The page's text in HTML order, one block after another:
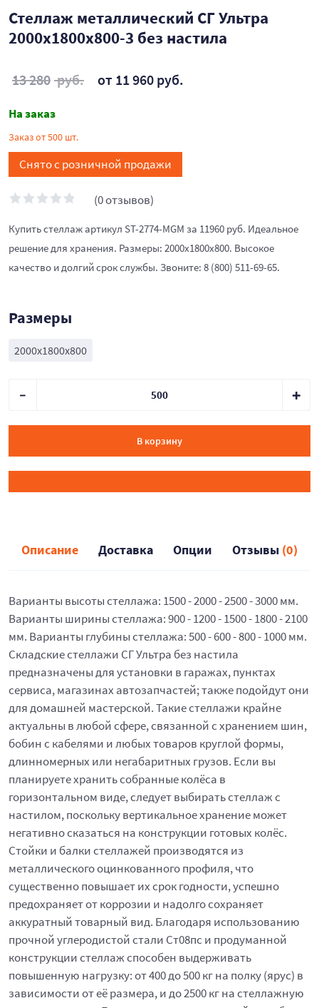
Стеллаж металлический СГ Ультра
2000x1800x800-3 без настила
13 280 руб. от 11 960 руб.
На заказ
Заказ от 500 шт.
Снято с розничной продажи
(0 отзывов)
Купить стеллаж артикул ST-2774-MGM за 11960 руб. Идеальное
решение для хранения. Размеры: 2000x1800x800. Высокое
качество и долгий срок службы. Звоните: 8 (800) 511-69-65.
Размеры
2000x1800x800
В корзину
Описание Доставка Опции Отзывы (0)
Варианты высоты стеллажа: 1500 - 2000 - 2500 - 3000 мм.
Варианты ширины стеллажа: 900 - 1200 - 1500 - 1800 - 2100
мм. Варианты глубины стеллажа: 500 - 600 - 800 - 1000 мм.
Складские стеллажи СГ Ультра без настила
предназначены для установки в гаражах, пунктах
сервиса, магазинах автозапчастей; также подойдут они
для домашней мастерской. Такие стеллажи крайне
актуальны в любой сфере, связанной с хранением шин,
бобин с кабелями и любых товаров круглой формы,
длинномерных или негабаритных грузов. Если вы
планируете хранить собранные колёса в
горизонтальном виде, следует выбирать стеллаж с
настилом, поскольку вертикальное хранение может
негативно сказаться на конструкции готовых колёс.
Стойки и балки стеллажей производятся из
металлического оцинкованного профиля, что
существенно повышает их срок годности, успешно
предохраняет от коррозии и надолго сохраняет
аккуратный товарный вид. Благодаря использованию
прочной углеродистой стали Ст08пс и продуманной
конструкции стеллаж способен выдерживать
повышенную нагрузку: от 400 до 500 кг на полку (ярус) в
зависимости от её размера, и до 2500 кг на стеллажную